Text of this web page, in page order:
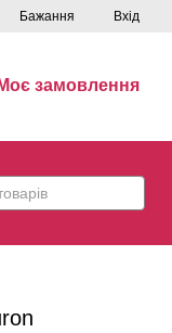
Бажання Вхід
Моє замовлення